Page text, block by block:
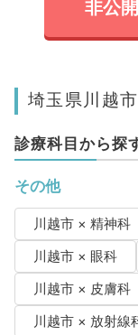
非公
埼玉県川越
診療科目から探
その他
川越市 × 精神科
川越市 × 眼科
川越市 × 皮膚科
川越市 × 放射線